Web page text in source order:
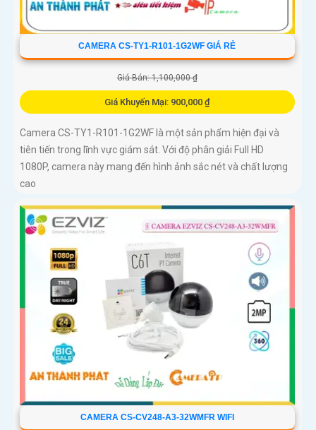
CAMERA CS-TY1-R101-1G2WF GIÁ RẺ
Giá Bán: 1,100,000 ₫
Giá Khuyến Mại: 900,000 ₫
Camera CS-TY1-R101-1G2WF là một sản phẩm hiện đại và
tiên tiến trong lĩnh vực giám sát. Với độ phân giải Full HD
1080P, camera này mang đến hình ảnh sắc nét và chất lượng
cao
CAMERA CS-CV248-A3-32WMFR WIFI